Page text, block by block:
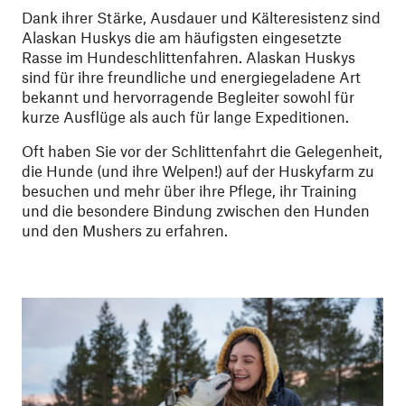
Dank ihrer Stärke, Ausdauer und Kälteresistenz sind
Alaskan Huskys die am häufigsten eingesetzte
Rasse im Hundeschlittenfahren. Alaskan Huskys
sind für ihre freundliche und energiegeladene Art
bekannt und hervorragende Begleiter sowohl für
kurze Ausflüge als auch für lange Expeditionen.
Oft haben Sie vor der Schlittenfahrt die Gelegenheit,
die Hunde (und ihre Welpen!) auf der Huskyfarm zu
besuchen und mehr über ihre Pflege, ihr Training
und die besondere Bindung zwischen den Hunden
und den Mushers zu erfahren.